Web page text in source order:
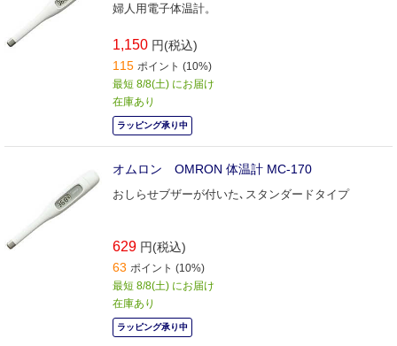
婦人用電子体温計。
1,150 円(税込)
115 ポイント (10%)
最短 8/8(土) にお届け
在庫あり
ラッピング承り中
オムロン OMRON 体温計 MC-170
おしらせブザーが付いた､スタンダードタイプ
629 円(税込)
63 ポイント (10%)
最短 8/8(土) にお届け
在庫あり
ラッピング承り中